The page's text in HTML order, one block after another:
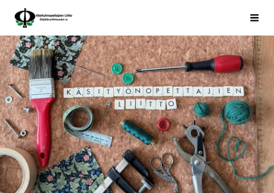
Siirry
sivun
sisältöön
Käsityönopettajien Liitto